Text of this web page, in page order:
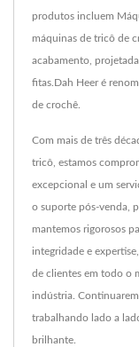
produtos incluem
máquinas de tricô de
acabamento,
fitas.Dah Heer é
de crochê.
Com mais de três
tricô, estamos
excepcional e um
o suporte pós-venda,
mantemos rigorosos
integridade e
de clientes em todo o
indústria.
trabalhando lado a
brilhante.